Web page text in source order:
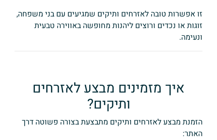
זו אפשרות טובה לאזרחים ותיקים שמגיעים עם בני משפחה,
זוגות או נכדים ורוצים ליהנות מחופשה באווירה טבעית
ונעימה.
איך מזמינים מבצע לאזרחים
ותיקים?
הזמנת מבצע לאזרחים ותיקים מתבצעת בצורה פשוטה דרך
האתר: